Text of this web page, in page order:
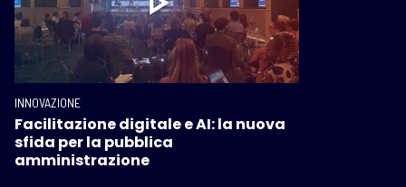
INNOVAZIONE
Facilitazione digitale e AI: la nuova
sfida per la pubblica
amministrazione